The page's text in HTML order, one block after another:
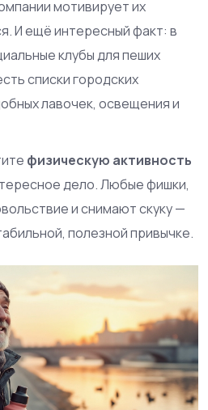
мотивирует их
И ещё интересный факт: в
клубы для пеших
списки городских
лавочек, освещения и
физическую активность
дело. Любые фишки,
и снимают скуку —
полезной привычке.